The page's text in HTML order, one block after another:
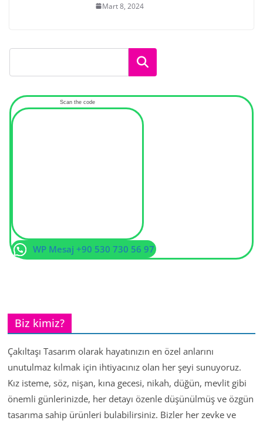
Mart 8, 2024
Ara
Scan the code
WP Mesaj +90 530 730 56 97
Biz kimiz?
Çakıltaşı Tasarım olarak hayatınızın en özel anlarını
unutulmaz kılmak için ihtiyacınız olan her şeyi sunuyoruz.
Kız isteme, söz, nişan, kına gecesi, nikah, düğün, mevlit gibi
önemli günlerinizde, her detayı özenle düşünülmüş ve özgün
tasarıma sahip ürünleri bulabilirsiniz. Bizler her zevke ve